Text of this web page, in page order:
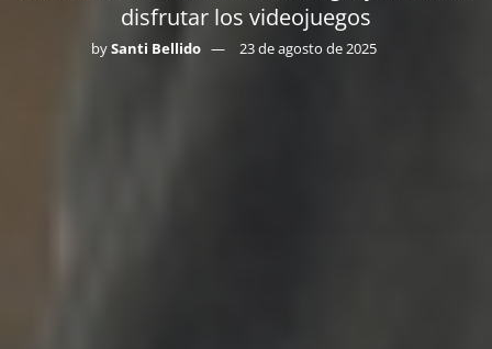
disfrutar los videojuegos
bySanti Bellido 23 de agosto de 2025